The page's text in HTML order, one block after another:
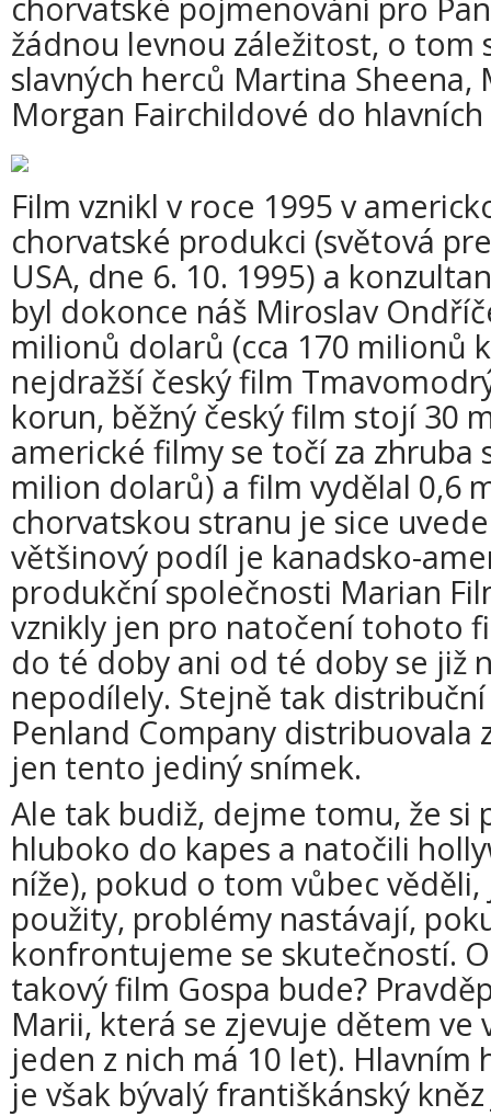
žádnou levnou záležitost, o tom
slavných herců Martina Sheena,
Morgan Fairchildové do
Film vznikl v roce 1995 v
chorvatské produkci (světová
USA, dne 6. 10. 1995) a
byl dokonce náš Miroslav
milionů dolarů (cca 170 milionů
nejdražší český film
korun, běžný český film stojí 30
americké filmy se točí za zhruba
milion dolarů) a film vydělal 0,6
chorvatskou stranu je sice
většinový podíl je kanadsko-
produkční společnosti Marian
vznikly jen pro natočení tohoto
do té doby ani od té doby se již
nepodílely. Stejně tak
Penland Company distribuovala
jen tento jediný snímek.
Ale tak budiž, dejme tomu, že si
hluboko do kapes a natočili
níže), pokud o tom vůbec
použity, problémy nastávají,
konfrontujeme se skutečností.
takový film Gospa bude?
Marii, která se zjevuje dětem ve
jeden z nich má 10 let).
je však bývalý františkánský kněz